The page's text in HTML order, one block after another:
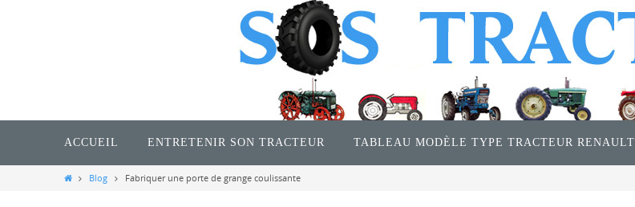
ACCUEIL ENTRETENIR SON TRACTEUR TABLEAU MODÈLE TYPE TRACTEUR RENAULT
HomeBlog Fabriquer une porte de grange coulissante